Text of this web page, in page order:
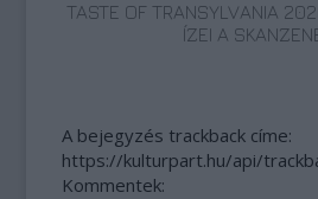
TASTE OF TRANSYLVANIA
ÍZEI A
A bejegyzés trackback címe:
https://kulturpart.hu/api/
Kommentek: